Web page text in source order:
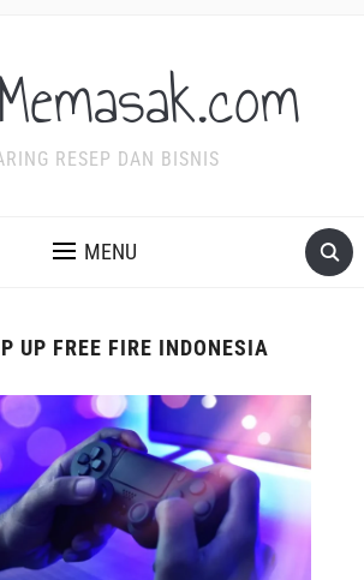
RESEP DAN BISNIS
MENU
UP FREE FIRE INDONESIA